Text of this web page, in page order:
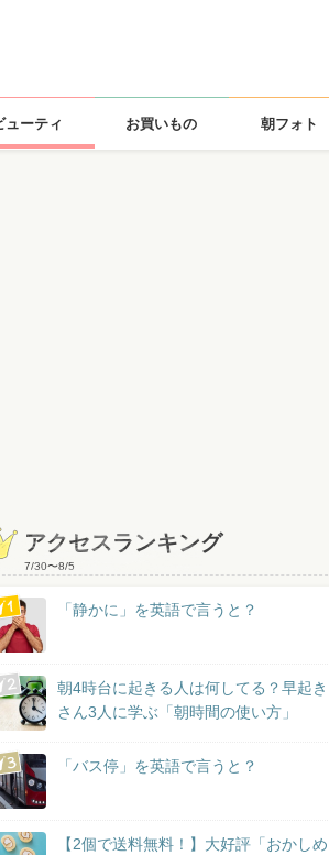
ューティ お買いもの 朝フォト
アクセスランキング
7/30〜8/5
「静かに」を英語で言うと？
朝4時台に起きる人は何してる？早起き
さん3人に学ぶ「朝時間の使い方」
「バス停」を英語で言うと？
【2個で送料無料！】大好評「おかしめ